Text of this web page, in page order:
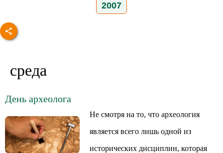
2007
среда
День археолога
Не смотря на то, что археология
является всего лишь одной из
исторических дисциплин, которая